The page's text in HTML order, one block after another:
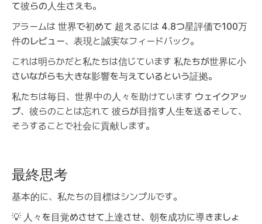
て彼らの人生さえも。
アラームは 世界で初めて 超えるには 4.8つ星評価で100万
件のレビュー、表現と誠実なフィードバック。
これは明らかだと私たちは信じています 私たちが世界に小
さいながらも大きな影響を与えているという証拠。
私たちは毎日、世界中の人々を助けています ウェイクアッ
プ、彼らのことは忘れて 彼らが目指す人生を送るそして、
そうすることで社会に貢献します。
最終思考
基本的に、私たちの目標はシンプルです。
💡 人々を目覚めさせて上達させ、朝を成功に導きましょ